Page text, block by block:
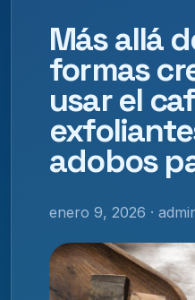
Más allá
formas
usar el
adobos
enero 9, 2026 ·